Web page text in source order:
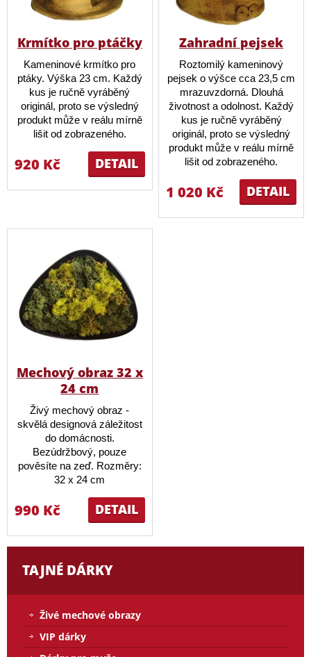
Krmítko pro ptáčky
Kameninové krmítko pro
ptáky. Výška 23 cm. Každý
kus je ručně vyráběný
originál, proto se výsledný
produkt může v reálu mírně
lišit od zobrazeného.
DETAIL
920 Kč
Zahradní pejsek
Roztomilý kameninový
pejsek o výšce cca 23,5 cm
mrazuvzdorná. Dlouhá
životnost a odolnost. Každý
kus je ručně vyráběný
originál, proto se výsledný
produkt může v reálu mírně
lišit od zobrazeného.
DETAIL
1 020 Kč
Mechový obraz 32 x
24 cm
Živý mechový obraz -
skvělá designová záležitost
do domácnosti.
Bezúdržbový, pouze
pověsíte na zeď. Rozměry:
32 x 24 cm
DETAIL
990 Kč
TAJNÉ DÁRKY
Živé mechové obrazy
VIP dárky